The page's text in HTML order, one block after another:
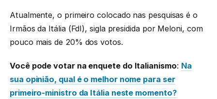
Atualmente, o primeiro colocado nas pesquisas é o
Irmãos da Itália (FdI), sigla presidida por Meloni, com
pouco mais de 20% dos votos.
Você pode votar na enquete do Italianismo: Na
sua opinião, qual é o melhor nome para ser
primeiro-ministro da Itália neste momento?